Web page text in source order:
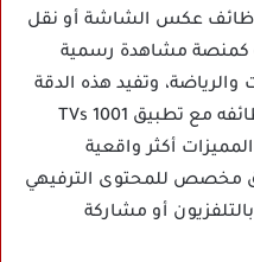
عكس الشاشة أو نقل
كمنصة مشاهدة رسمية
والرياضة، وتفيد هذه الدقة
في كتابة المقال حتى لا تختلط وظائفه مع تطبيق 1001 TVs
أكثر واقعية
مخصص للمحتوى الترفيهي
أو مشاركة